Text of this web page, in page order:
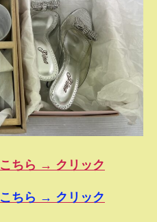
ちら → クリック
ちら → クリック